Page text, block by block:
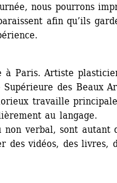
nous pourrons
afin qu’ils
Paris. Artiste
des Beaux
travaille
au langage.
non verbal, sont autant
des vidéos, des livres,